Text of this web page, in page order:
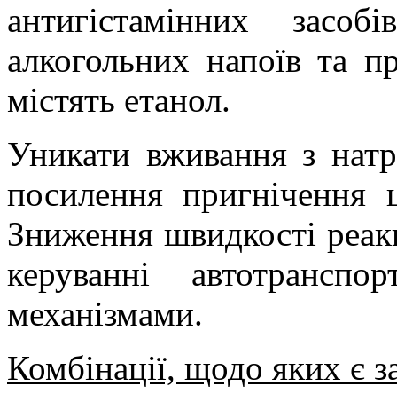
антигістамінних
алкогольних напоїв та
містять етанол.
Уникати вживання з
посилення пригнічення
Зниження швидкості
керуванні
механізмами.
Комбінації, щодо яких є